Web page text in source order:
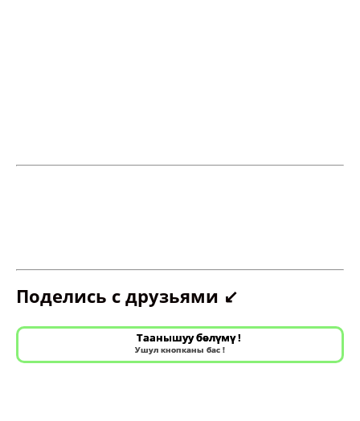
Поделись с друзьями ↙️
Таанышуу бөлүмү !
Ушул кнопканы бас !